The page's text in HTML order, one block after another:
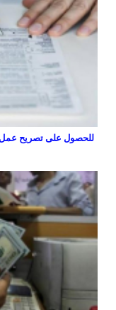
للحصول على تصريح